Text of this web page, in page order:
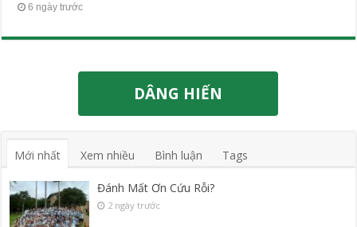
6 ngày trước
DÂNG HIẾN
Mới nhất Xem nhiều Bình luận Tags
Đánh Mất Ơn Cứu Rỗi?
2 ngày trước